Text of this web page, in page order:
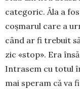
categoric. Ăla a
coșmarul care a
când ar fi trebuit
zic «stop». Era
Intrasem cu totul
mai speram că va